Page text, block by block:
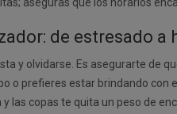
aseguras que los horarios
de estresado a
y olvidarse. Es asegurarte de
o prefieres estar brindando
y las copas te quita un peso de